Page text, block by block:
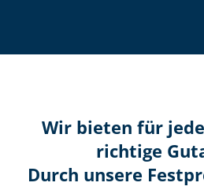
Wir bieten für
richtige
Durch unsere